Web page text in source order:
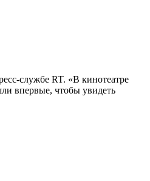
службе RT. «В кинотеатре
впервые, чтобы увидеть